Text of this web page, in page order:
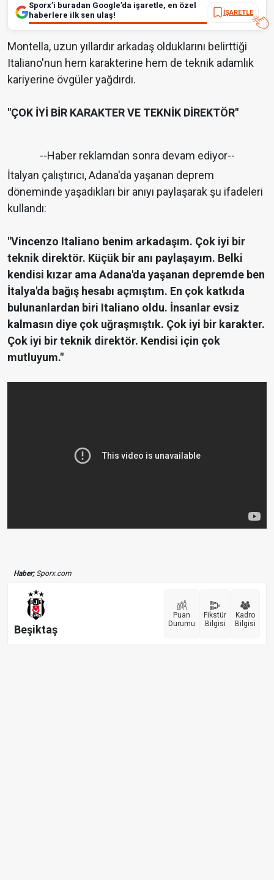
Sporx’i buradan Google’da işaretle, en özel
haberlere ilk sen ulaş!
İŞARETLE
Montella, uzun yıllardır arkadaş olduklarını belirttiği
Italiano'nun hem karakterine hem de teknik adamlık
kariyerine övgüler yağdırdı.
"ÇOK İYİ BİR KARAKTER VE TEKNİK DİREKTÖR"
--Haber reklamdan sonra devam ediyor--
İtalyan çalıştırıcı, Adana'da yaşanan deprem
döneminde yaşadıkları bir anıyı paylaşarak şu ifadeleri
kullandı:
"Vincenzo Italiano benim arkadaşım. Çok iyi bir
teknik direktör. Küçük bir anı paylaşayım. Belki
kendisi kızar ama Adana'da yaşanan depremde ben
İtalya'da bağış hesabı açmıştım. En çok katkıda
bulunanlardan biri Italiano oldu. İnsanlar evsiz
kalmasın diye çok uğraşmıştık. Çok iyi bir karakter.
Çok iyi bir teknik direktör. Kendisi için çok
mutluyum."
Haber;Sporx.com
Beşiktaş
Puan
Durumu
Fikstür
Bilgisi
Kadro
Bilgisi